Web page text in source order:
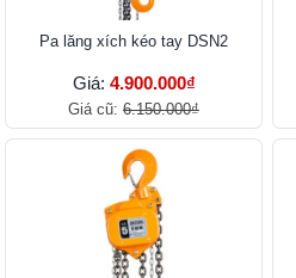
Pa lăng xích kéo tay DSN2
Giá: 4.900.000₫
Giá cũ: 6.150.000₫